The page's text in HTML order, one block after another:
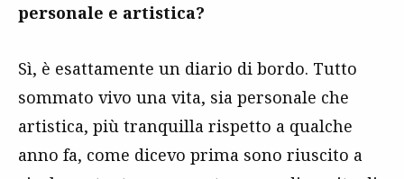
personale e artistica?
Sì, è esattamente un diario di bordo. Tutto
sommato vivo una vita, sia personale che
artistica, più tranquilla rispetto a qualche
anno fa, come dicevo prima sono riuscito a